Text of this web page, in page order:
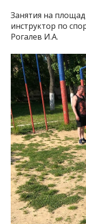
Занятия на
инструктор по
Рогалев И.А.